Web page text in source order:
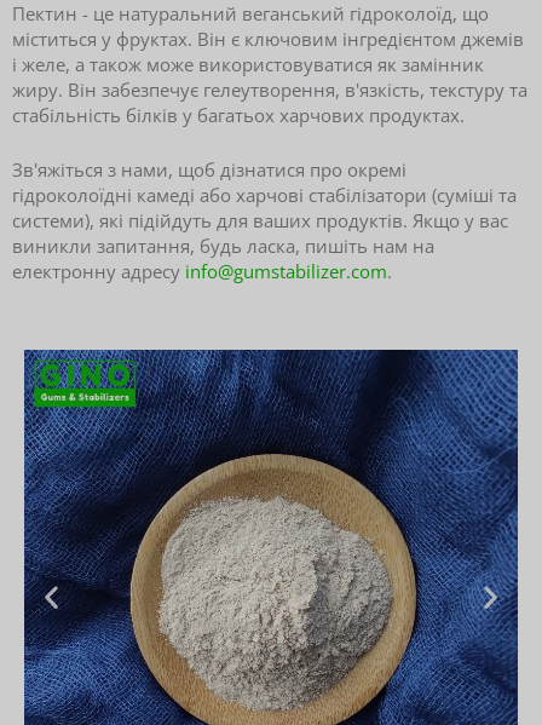
Пектин - це натуральний веганський гідроколоїд, що
міститься у фруктах. Він є ключовим інгредієнтом джемів
і желе, а також може використовуватися як замінник
жиру. Він забезпечує гелеутворення, в'язкість, текстуру та
стабільність білків у багатьох харчових продуктах.
Зв'яжіться з нами, щоб дізнатися про окремі
гідроколоїдні камеді або харчові стабілізатори (суміші та
системи), які підійдуть для ваших продуктів. Якщо у вас
виникли запитання, будь ласка, пишіть нам на
електронну адресу info@gumstabilizer.com.